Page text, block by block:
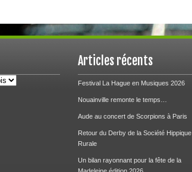
Articles récents
Festival La Hague en Musiques 2026
Nouainville remonte le temps…
Aude au concert de Scorpions à Paris
Retour du Derby de la Société Hippique
Rurale
Un bilan rayonnant pour la fête de la